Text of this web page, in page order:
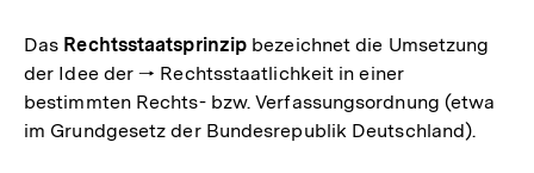
Das Rechtsstaatsprinzip bezeichnet die Umsetzung
der Idee der 🠒 Rechtsstaatlichkeit in einer
bestimmten Rechts- bzw. Verfassungsordnung (etwa
im Grundgesetz der Bundesrepublik Deutschland).